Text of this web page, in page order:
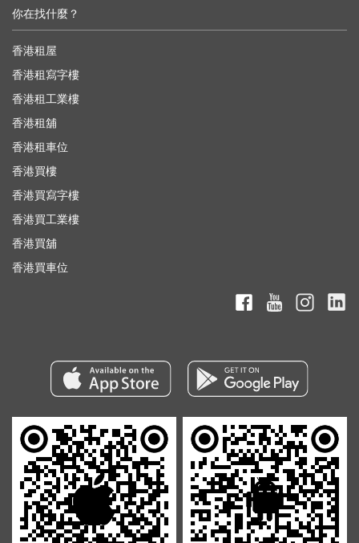
你在找什麼？
香港租屋
香港租寫字樓
香港租工業樓
香港租舖
香港租車位
香港買樓
香港買寫字樓
香港買工業樓
香港買舖
香港買車位